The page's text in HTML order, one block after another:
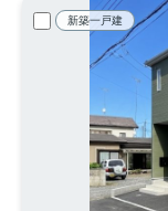
新築一戸建